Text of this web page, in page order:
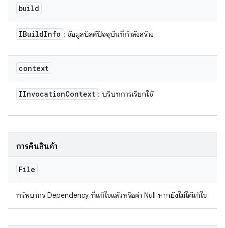
build
IBuildInfo : ข้อมูลบิลด์ปัจจุบันที่กำลังสร้าง
context
IInvocationContext : บริบทการเรียกใช้
การคืนสินค้า
File
ทรัพยากร Dependency ที่แก้ไขแล้วหรือค่า Null หากยังไม่ได้แก้ไข